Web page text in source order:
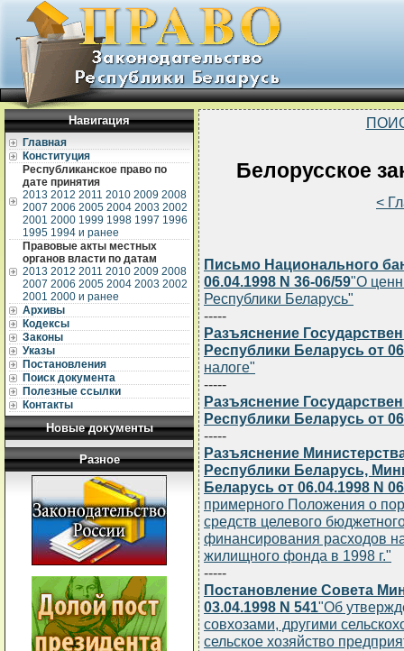
Навигация
Главная
Конституция
Республиканское право по
дате принятия
2013 2012 2011 2010 2009 2008
2007 2006 2005 2004 2003 2002
2001 2000 1999 1998 1997 1996
1995 1994 и ранее
Правовые акты местных
органов власти по датам
2013 2012 2011 2010 2009 2008
2007 2006 2005 2004 2003 2002
2001 2000 и ранее
Архивы
Кодексы
Законы
Указы
Постановления
Поиск документа
Полезные ссылки
Контакты
Новые документы
Разное
Белорусское
<
Письмо Национального
06.04.1998 N 36-06/59"О
Республики Беларусь"
-----
Разъяснение
Республики Беларусь от
налоге"
-----
Разъяснение
Республики Беларусь от
-----
Разъяснение
Республики Беларусь,
Беларусь от 06.04.1998 N
примерного Положения о
средств целевого
финансирования расходов
жилищного фонда в 1998 г."
-----
Постановление Совета
03.04.1998 N 541"Об
совхозами, другими
сельское хозяйство